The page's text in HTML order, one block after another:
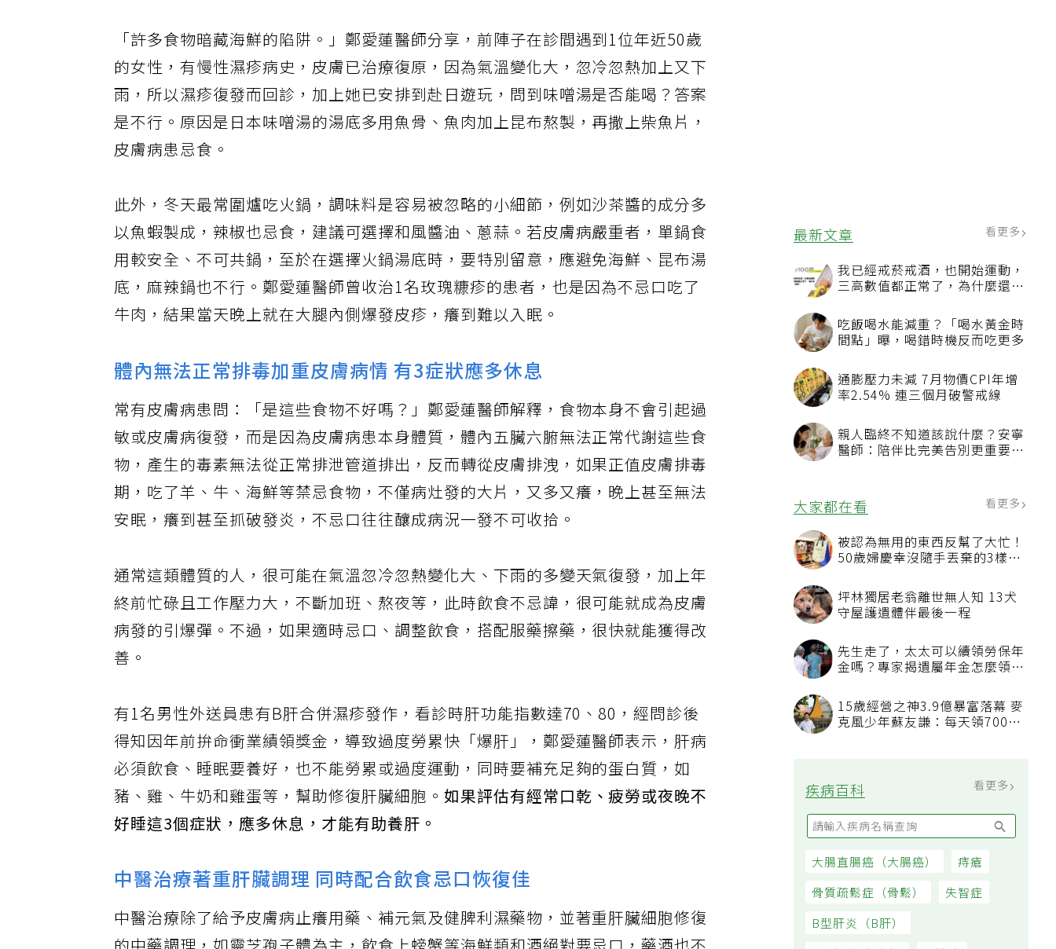
最新文章 看更多
我已經戒菸戒酒，也開始運動，
三高數值都正常了，為什麼還不
吃飯喝水能減重？「喝水黃金時
間點」曝，喝錯時機反而吃更多
通膨壓力未減 7月物價CPI年增
率2.54% 連三個月破警戒線
親人臨終不知道該說什麼？安寧
醫師：陪伴比完美告別更重要，
大家都在看
被認為無用的東西反幫了大忙！
50歲婦慶幸沒隨手丟棄的3樣物
坪林獨居老翁離世無人知 13犬
守屋護遺體伴最後一程
先生走了，太太可以續領勞保年
看順位還要看資格
15歲經營之神3.9億暴富落幕 麥
疾病百科
「許多食物暗藏海鮮的陷阱。」鄭愛蓮醫師分享，前陣子在診間遇到1位年近50歲
的女性，有慢性濕疹病史，皮膚已治療復原，因為氣溫變化大，忽冷忽熱加上又下
雨，所以濕疹復發而回診，加上她已安排到赴日遊玩，問到味噌湯是否能喝？答案
是不行。原因是日本味噌湯的湯底多用魚骨、魚肉加上昆布熬製，再撒上柴魚片，
皮膚病患忌食。
此外，冬天最常圍爐吃火鍋，調味料是容易被忽略的小細節，例如沙茶醬的成分多
以魚蝦製成，辣椒也忌食，建議可選擇和風醬油、蔥蒜。若皮膚病嚴重者，單鍋食
用較安全、不可共鍋，至於在選擇火鍋湯底時，要特別留意，應避免海鮮、昆布湯
底，麻辣鍋也不行。鄭愛蓮醫師曾收治1名玫瑰糠疹的患者，也是因為不忌口吃了
牛肉，結果當天晚上就在大腿內側爆發皮疹，癢到難以入眠。
體內無法正常排毒加重皮膚病情 有3症狀應多休息
常有皮膚病患問：「是這些食物不好嗎？」鄭愛蓮醫師解釋，食物本身不會引起過
敏或皮膚病復發，而是因為皮膚病患本身體質，體內五臟六腑無法正常代謝這些食
物，產生的毒素無法從正常排泄管道排出，反而轉從皮膚排洩，如果正值皮膚排毒
期，吃了羊、牛、海鮮等禁忌食物，不僅病灶發的大片，又多又癢，晚上甚至無法
安眠，癢到甚至抓破發炎，不忌口往往釀成病況一發不可收拾。
通常這類體質的人，很可能在氣溫忽冷忽熱變化大、下雨的多變天氣復發，加上年
終前忙碌且工作壓力大，不斷加班、熬夜等，此時飲食不忌諱，很可能就成為皮膚
病發的引爆彈。不過，如果適時忌口、調整飲食，搭配服藥擦藥，很快就能獲得改
善。
有1名男性外送員患有B肝合併濕疹發作，看診時肝功能指數達70、80，經問診後
得知因年前拚命衝業績領獎金，導致過度勞累快「爆肝」，鄭愛蓮醫師表示，肝病
必須飲食、睡眠要養好，也不能勞累或過度運動，同時要補充足夠的蛋白質，如
豬、雞、牛奶和雞蛋等，幫助修復肝臟細胞。如果評估有經常口乾、疲勞或夜晚不
好睡這3個症狀，應多休息，才能有助養肝。
中醫治療著重肝臟調理 同時配合飲食忌口恢復佳
中醫治療除了給予皮膚病止癢用藥、補元氣及健脾利濕藥物，並著重肝臟細胞修復